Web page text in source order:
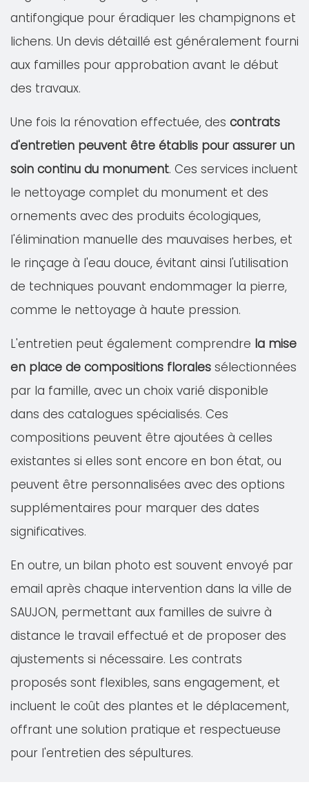
antifongique pour éradiquer les champignons et
lichens. Un devis détaillé est généralement fourni
aux familles pour approbation avant le début
des travaux.
Une fois la rénovation effectuée, des contrats
d'entretien peuvent être établis pour assurer un
soin continu du monument. Ces services incluent
le nettoyage complet du monument et des
ornements avec des produits écologiques,
l'élimination manuelle des mauvaises herbes, et
le rinçage à l'eau douce, évitant ainsi l'utilisation
de techniques pouvant endommager la pierre,
comme le nettoyage à haute pression.
L'entretien peut également comprendre la mise
en place de compositions florales sélectionnées
par la famille, avec un choix varié disponible
dans des catalogues spécialisés. Ces
compositions peuvent être ajoutées à celles
existantes si elles sont encore en bon état, ou
peuvent être personnalisées avec des options
supplémentaires pour marquer des dates
significatives.
En outre, un bilan photo est souvent envoyé par
email après chaque intervention dans la ville de
SAUJON, permettant aux familles de suivre à
distance le travail effectué et de proposer des
ajustements si nécessaire. Les contrats
proposés sont flexibles, sans engagement, et
incluent le coût des plantes et le déplacement,
offrant une solution pratique et respectueuse
pour l'entretien des sépultures.